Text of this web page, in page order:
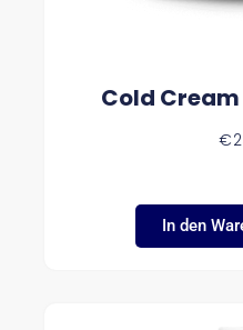
Cold
€
In den